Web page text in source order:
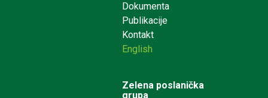
Dokumenta
Publikacije
Kontakt
English
Zelena poslanička
grupa